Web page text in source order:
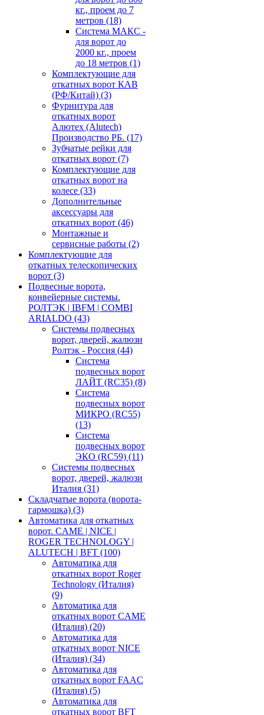
кг., проем до 7
метров (18)
Система МАКС -
для ворот до
2000 кг., проем
до 18 метров (1)
Комплектующие для
откатных ворот КАВ
(РФ/Китай) (3)
Фурнитура для
откатных ворот
Алютех (Alutech)
Производство РБ. (17)
Зубчатые рейки для
откатных ворот (7)
Комплектующие для
откатных ворот на
колесе (33)
Дополнительные
аксессуары для
откатных ворот (46)
Монтажные и
сервисные работы (2)
Комплектующие для
откатных телескопических
ворот (3)
Подвесные ворота,
конвейерные системы.
РОЛТЭК | IBFM | COMBI
ARIALDO (43)
Системы подвесных
ворот, дверей, жалюзи
Ролтэк - Россия (44)
Система
подвесных ворот
ЛАЙТ (RC35) (8)
Система
подвесных ворот
МИКРО (RC55)
(13)
Система
подвесных ворот
ЭКО (RC59) (11)
Системы подвесных
ворот, дверей, жалюзи
Италия (31)
Складчатые ворота (ворота-
гармошка) (3)
Автоматика для откатных
ворот. CAME | NICE |
ROGER TECHNOLOGY |
ALUTECH | BFT (100)
Автоматика для
откатных ворот Roger
Technology (Италия)
(9)
Автоматика для
откатных ворот CAME
(Италия) (20)
Автоматика для
откатных ворот NICE
(Италия) (34)
Автоматика для
откатных ворот FAAC
(Италия) (5)
Автоматика для
откатных ворот BFT